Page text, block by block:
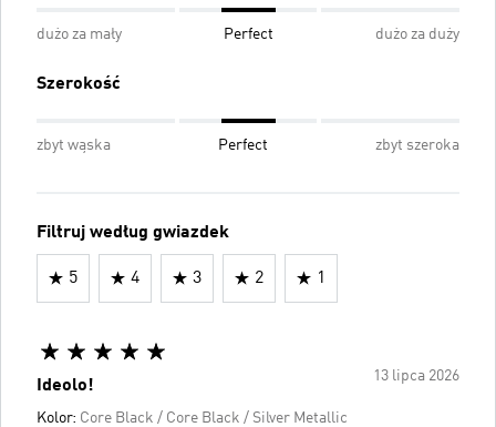
dużo za mały Perfect dużo za duży
Szerokość
zbyt wąska Perfect zbyt szeroka
Filtruj według gwiazdek
5 4 3 2 1
13 lipca 2026
Ideolo!
Kolor: Core Black / Core Black / Silver Metallic